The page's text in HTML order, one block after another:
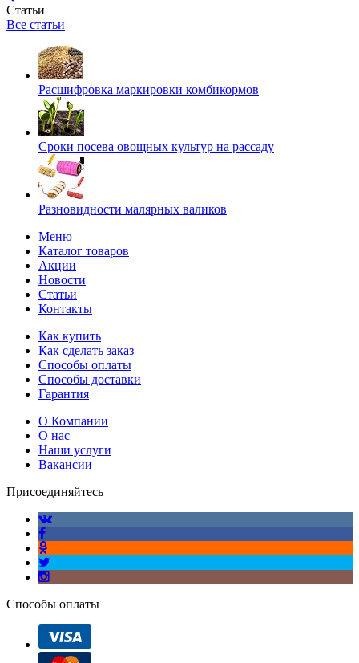
Статьи
Все статьи
Расшифровка маркировки комбикормов
Сроки посева овощных культур на рассаду
Разновидности малярных валиков
Меню
Каталог товаров
Акции
Новости
Статьи
Контакты
Как купить
Как сделать заказ
Способы оплаты
Способы доставки
Гарантия
О Компании
О нас
Наши услуги
Вакансии
Присоединяйтесь
Способы оплаты